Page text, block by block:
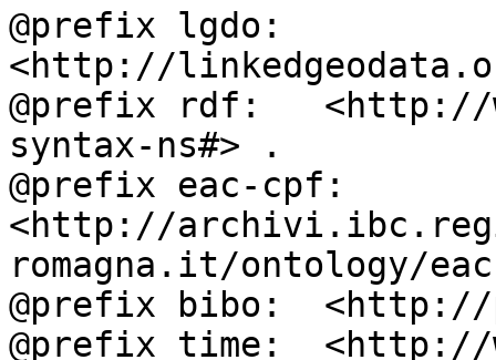
@prefix lgdo:
<http://
@prefix rdf:   <http://
syntax-ns#> .
@prefix eac-cpf:
<http://
romagna.it/ontology/
@prefix bibo:
@prefix time:  <http://